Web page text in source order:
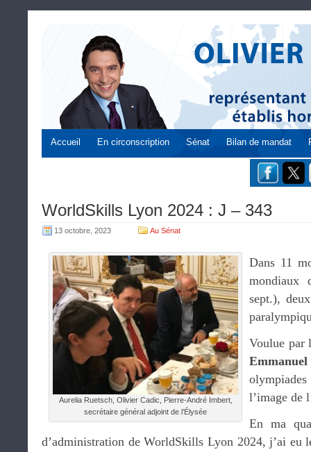
Accueil En circonscription Sénat Bilan de mandat
WorldSkills Lyon 2024 : J – 343
13 octobre, 2023 Au Sénat
Aurelia Ruetsch, Olivier Cadic, Pierre-André Imbert,
secrétaire général adjoint de l’Élysée
Dans 11
mondiaux
sept.),
Voulue par
l’image de
En ma
d’administration de WorldSkills Lyon 2024, j’ai eu